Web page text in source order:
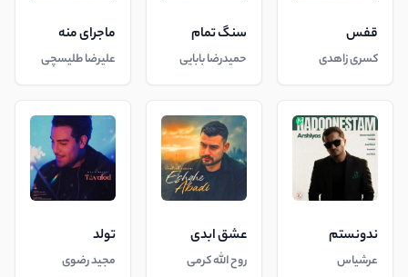
قفس
کسری زاهدی
سنگ تمام
حمیدرضا بابایی
ماجرای منه
علیرضا طلیسچی
ندونستم
عرشیاس
عشق ابدی
روح الله کرمی
تولد
مجید رضوی